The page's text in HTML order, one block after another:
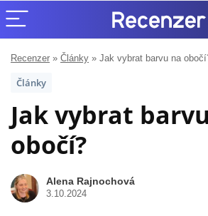
Recenzer » Články » Jak vybrat barvu na
Články
Jak vybrat
obočí?
Alena Rajnochová
3.10.2024